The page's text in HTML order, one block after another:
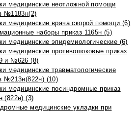
медицинские неотложной помощи
№1183н(2)
медицинские врача скорой помощи (6)
наборы приказ 1165н (5)
медицинские эпидемиологические (6)
медицинские противошоковые приказ
и №626 (8)
медицинские травматологические
№213н(822н) (10)
медицинские посиндромные приказ
(822н) (3)
медицинские укладки при